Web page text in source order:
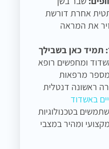
אחרת דורשת
את המראה
תמיד כאן בשבילך
ומחפשים רופא
מספר מרפאות
ראשונה דנטלית
באשדוד
בטכנולוגיות
ומהיר במצבי